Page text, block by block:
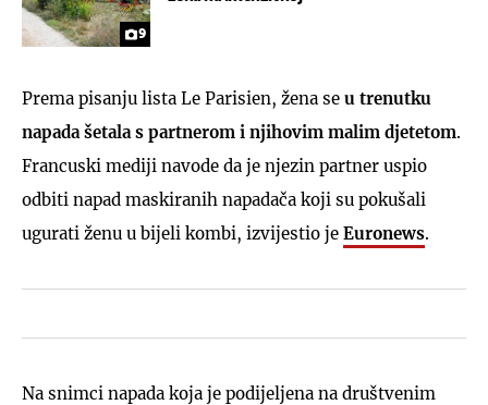
9
Prema pisanju lista Le Parisien, žena se u trenutku
napada šetala s partnerom i njihovim malim djetetom.
Francuski mediji navode da je njezin partner uspio
odbiti napad maskiranih napadača koji su pokušali
ugurati ženu u bijeli kombi, izvijestio je Euronews.
Na snimci napada koja je podijeljena na društvenim